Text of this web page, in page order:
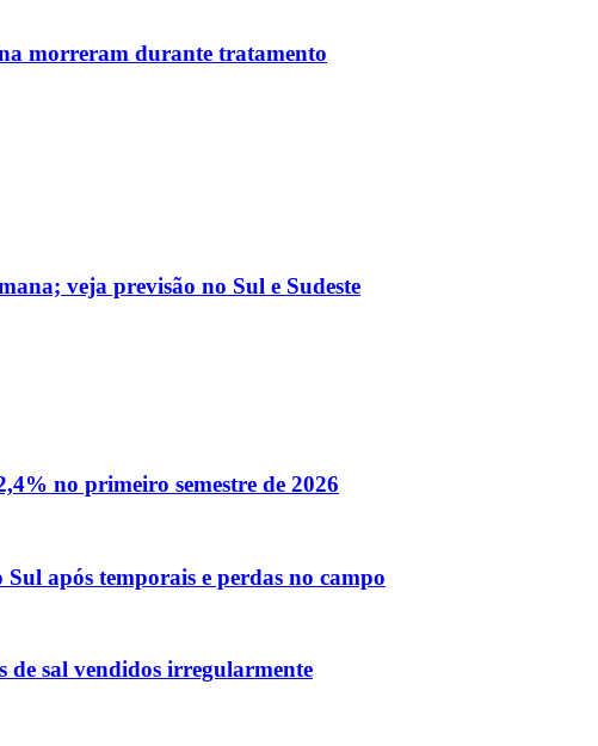
morreram durante tratamento
veja previsão no Sul e Sudeste
no primeiro semestre de 2026
após temporais e perdas no campo
de sal vendidos irregularmente